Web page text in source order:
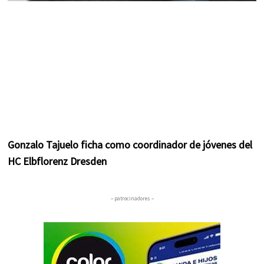
Gonzalo Tajuelo ficha como coordinador de jóvenes del
HC Elbflorenz Dresden
– patrocinadores –